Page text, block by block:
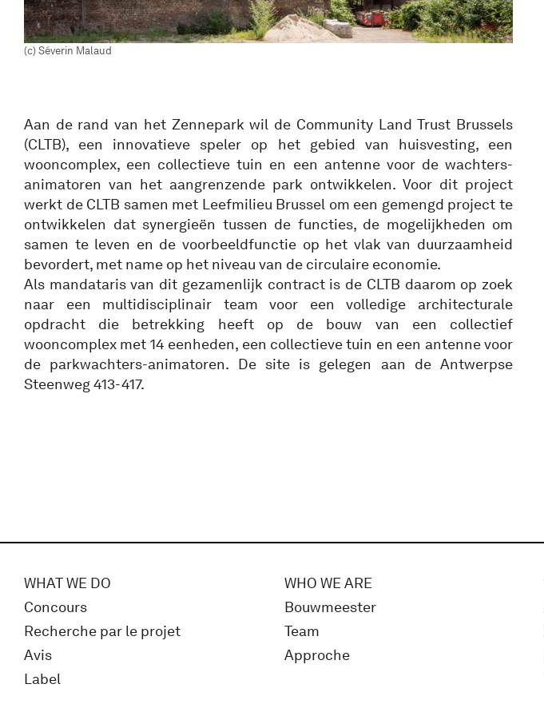
(c) Séverin Malaud
Aan de rand van het Zennepark wil de Community Land Trust Brussels
(CLTB), een innovatieve speler op het gebied van huisvesting, een
wooncomplex, een collectieve tuin en een antenne voor de wachters-
animatoren van het aangrenzende park ontwikkelen. Voor dit project
werkt de CLTB samen met Leefmilieu Brussel om een gemengd project te
ontwikkelen dat synergieën tussen de functies, de mogelijkheden om
samen te leven en de voorbeeldfunctie op het vlak van duurzaamheid
bevordert, met name op het niveau van de circulaire economie.
Als mandataris van dit gezamenlijk contract is de CLTB daarom op zoek
naar een multidisciplinair team voor een volledige architecturale
opdracht die betrekking heeft op de bouw van een collectief
wooncomplex met 14 eenheden, een collectieve tuin en een antenne voor
de parkwachters-animatoren. De site is gelegen aan de Antwerpse
Steenweg 413-417.
WHAT WE DO
Concours
Recherche par le projet
Avis
Label
WHO WE ARE
Bouwmeester
Team
Approche